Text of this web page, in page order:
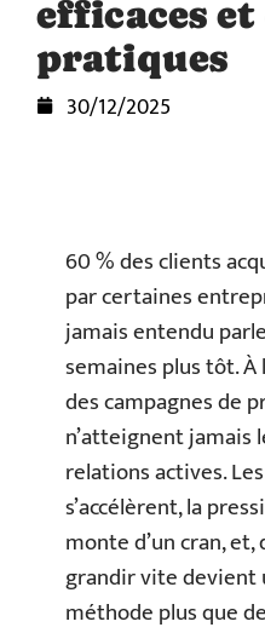
efficaces et
pratiques
30/12/2025
60 % des clients
par certaines
jamais entendu
semaines plus tôt.
des campagnes de
n’atteignent jamais
relations actives.
s’accélèrent, la
monte d’un cran,
grandir vite devient
méthode plus que